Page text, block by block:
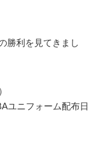
勝利を見てきまし
ユニフォーム配布日